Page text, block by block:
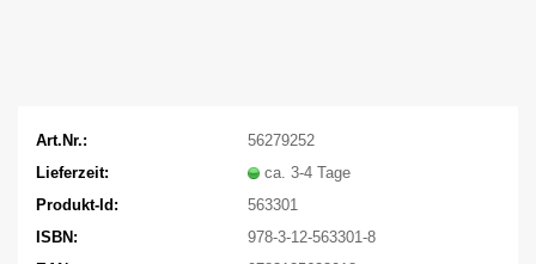
Art.Nr.:
56279252
Lieferzeit:
ca. 3-4 Tage
Produkt-Id:
563301
ISBN:
978-3-12-563301-8